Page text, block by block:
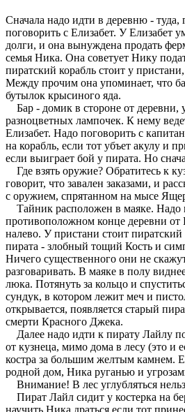
Сначала надо идти в деревню - туда,
поговорить с Елизабет. У Елизабет
долги, и она вынуждена продать
семья Ника. Она советует Нику
пиратский корабль стоит у
Между прочим она упоминает, что
бутылок крысиного яда.
Бар - домик в стороне от деревни,
разноцветных лампочек. К нему
Елизабет. Надо поговорить с
на корабль, если тот убъет акулу и
если выиграет бой у пирата. Но
Где взять оружие? Обратитесь к
говорит, что завален заказами, и
с оружием, спрятанном на мысе
Тайник расположен в маяке. Надо
противоположном конце деревни от
налево. У пристани стоит пиратский
пирата - злобный тощий Кость и
Ничего существенного они не
разговаривать. В маяке в полу
люка. Потянуть за кольцо и
сундук, в котором лежит меч и
открывается, появляется старый
смерти Красного Джека.
Далее надо идти к пирату Лайлу
от кузнеца, мимо дома в лесу (это и
костра за большим желтым камнем.
родной дом, Ника руганью и
Внимание! В лес углубляться
Пират Лайл сидит у костерка на
научить Ника драться если тот